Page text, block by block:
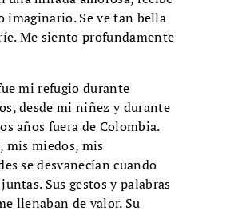
imaginario. Se ve tan bella
Me siento profundamente
mi refugio durante
desde mi niñez y durante
años fuera de Colombia.
mis miedos, mis
se desvanecían cuando
Sus gestos y palabras
llenaban de valor. Su